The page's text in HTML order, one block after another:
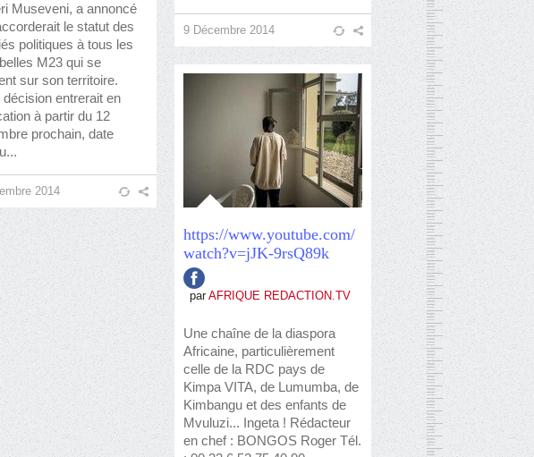
Museveni, a annoncé
le statut des
politiques à tous les
M23 qui se
sur son territoire.
décision entrerait en
à partir du 12
prochain, date
2014
9 Décembre 2014
https://www.youtube.com/
watch?v=jJK-9rsQ89k
par AFRIQUE REDACTION.TV
Une chaîne de la diaspora
Africaine, particulièrement
celle de la RDC pays de
Kimpa VITA, de Lumumba, de
Kimbangu et des enfants de
Mvuluzi... Ingeta ! Rédacteur
en chef : BONGOS Roger Tél.